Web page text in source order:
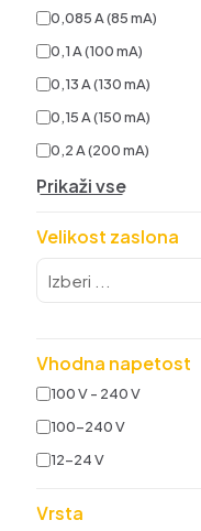
0,085 A (85 mA)
0,1 A (100 mA)
0,13 A (130 mA)
0,15 A (150 mA)
0,2 A (200 mA)
Prikaži vse
Velikost zaslona
Vhodna napetost
100 V - 240 V
100-240 V
12-24 V
Vrsta